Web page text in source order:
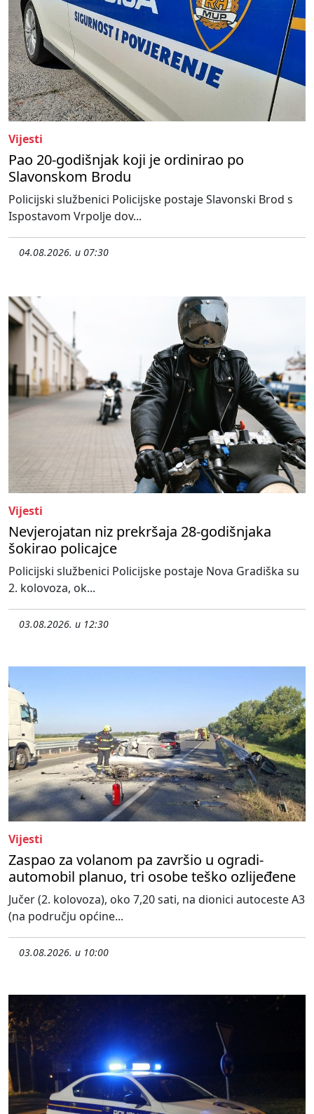
Vijesti
Pao 20-godišnjak koji je ordinirao po
Slavonskom Brodu
Policijski službenici Policijske postaje Slavonski Brod s
Ispostavom Vrpolje dov...
04.08.2026. u 07:30
Vijesti
Nevjerojatan niz prekršaja 28-godišnjaka
šokirao policajce
Policijski službenici Policijske postaje Nova Gradiška su
2. kolovoza, ok...
03.08.2026. u 12:30
Vijesti
Zaspao za volanom pa završio u ogradi-
automobil planuo, tri osobe teško ozlijeđene
Jučer (2. kolovoza), oko 7,20 sati, na dionici autoceste A3
(na području općine...
03.08.2026. u 10:00